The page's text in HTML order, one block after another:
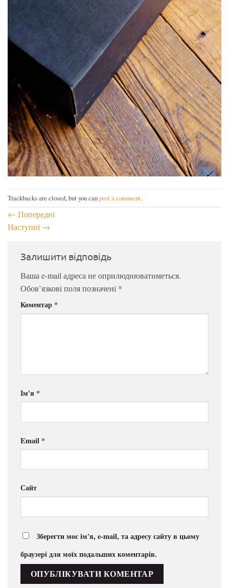
Trackbacks are closed, but you canpost a comment.
← Попередні
Наступні →
Залишити відповідь
Ваша e-mail адреса не оприлюднюватиметься.
Обов’язкові поля позначені *
Коментар *
Ім'я *
Email *
Сайт
Зберегти моє ім'я, e-mail, та адресу сайту в цьому
браузері для моїх подальших коментарів.